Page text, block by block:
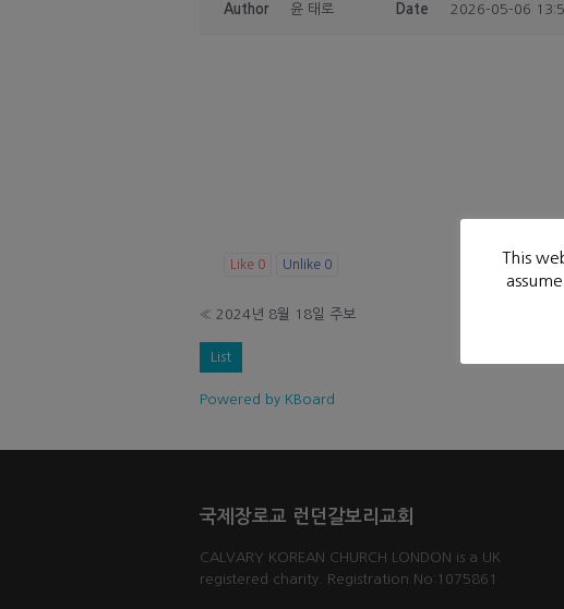
Author 윤 태로 Date 2026-05-06
Like 0 Unlike 0
« 2024년 8월 18일 주보
List
Powered by KBoard
국제장로교 런던갈보리교회
CALVARY KOREAN CHURCH LONDON is a UK
registered charity. Registration No:1075861
This